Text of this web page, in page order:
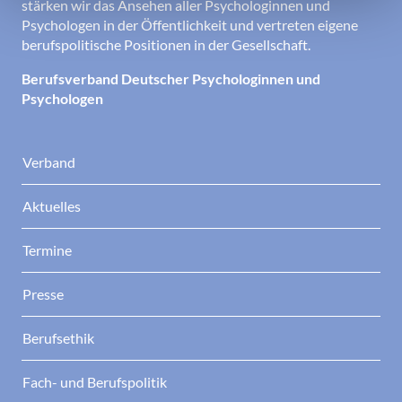
stärken wir das Ansehen aller Psychologinnen und
Psychologen in der Öffentlichkeit und vertreten eigene
berufspolitische Positionen in der Gesellschaft.
Berufsverband Deutscher Psychologinnen und
Psychologen
Verband
Aktuelles
Termine
Presse
Berufsethik
Fach- und Berufspolitik